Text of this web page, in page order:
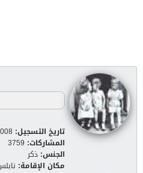
تاريخ التسجيل:
المشاركات: 3759
الجنس: ذكر
مكان الإقامة: